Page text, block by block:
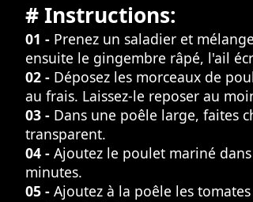
# Instructions:
01 - Prenez un saladier et
ensuite le gingembre râpé, l'ail
02 - Déposez les morceaux de
au frais. Laissez-le reposer au
03 - Dans une poêle large, faites
transparent.
04 - Ajoutez le poulet mariné
minutes.
05 - Ajoutez à la poêle les